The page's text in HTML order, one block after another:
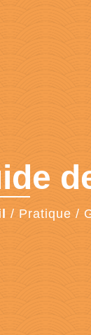
/ Pratique /